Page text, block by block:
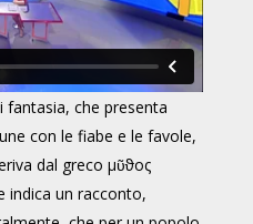
che presenta
con le fiabe e le favole,
dal greco μῦϑος
indica un racconto,